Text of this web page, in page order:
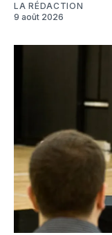
LA RÉDACTION
9 août 2026